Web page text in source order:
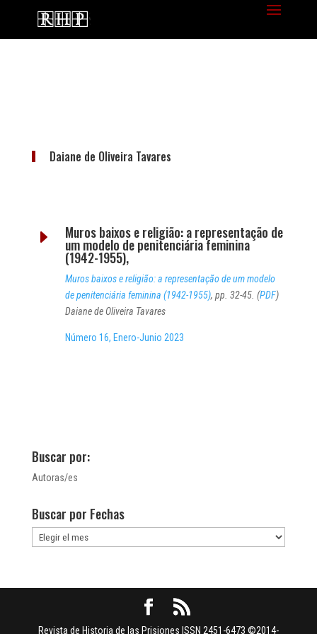
Daiane de Oliveira Tavares
E Muros baixos e religião: a representação de
um modelo de penitenciária feminina
(1942-1955),
Muros baixos e religião: a representação de um modelo
de penitenciária feminina (1942-1955), pp. 32-45. (PDF)
Daiane de Oliveira Tavares
Número 16, Enero-Junio 2023
Buscar por:
Autoras/es
Buscar por Fechas
Buscar
por
Revista de Historia de las Prisiones ISSN 2451-6473 ©2014-